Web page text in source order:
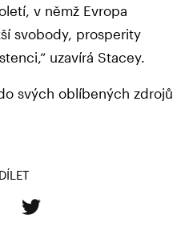
v němž Evropa
svobody, prosperity
uzavírá Stacey.
svých oblíbených zdrojů